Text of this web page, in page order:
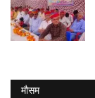
मौसम